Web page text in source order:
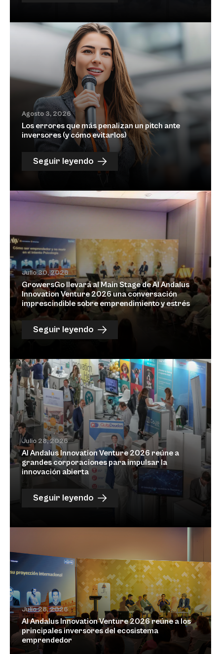
Agosto 3, 2026
Los errores que más penalizan un pitch ante
inversores (y cómo evitarlos)
Seguir leyendo
Julio 30, 2026
GrowersGo llevará al Main Stage de Al Andalus
Innovation Venture 2026 una conversación
imprescindible sobre emprendimiento y estrés
Seguir leyendo
Julio 28, 2026
Al Andalus Innovation Venture 2026 reúne a
grandes corporaciones para impulsar la
innovación abierta
Seguir leyendo
Julio 28, 2026
Al Andalus Innovation Venture 2026 reúne a los
principales inversores del ecosistema
emprendedor